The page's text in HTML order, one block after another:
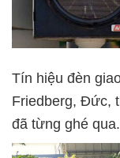
Tín hiệu đèn
Friedberg, Đức,
đã từng ghé qua.